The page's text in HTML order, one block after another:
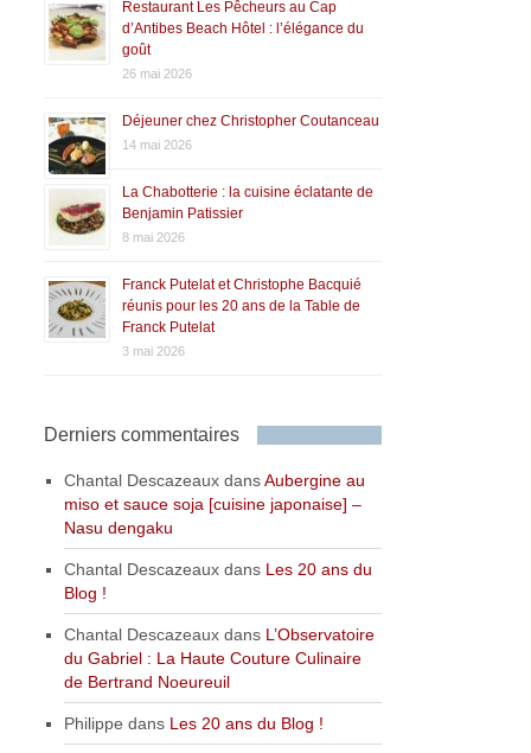
Restaurant Les Pêcheurs au Cap
d’Antibes Beach Hôtel : l’élégance du
goût
26 mai 2026
Déjeuner chez Christopher Coutanceau
14 mai 2026
La Chabotterie : la cuisine éclatante de
Benjamin Patissier
8 mai 2026
Franck Putelat et Christophe Bacquié
réunis pour les 20 ans de la Table de
Franck Putelat
3 mai 2026
Derniers commentaires
Chantal Descazeaux dansAubergine au
miso et sauce soja [cuisine japonaise] –
Nasu dengaku
Chantal Descazeaux dans Les 20 ans du
Blog !
Chantal Descazeaux dans L’Observatoire
du Gabriel : La Haute Couture Culinaire
de Bertrand Noeureuil
Philippe dans Les 20 ans du Blog !